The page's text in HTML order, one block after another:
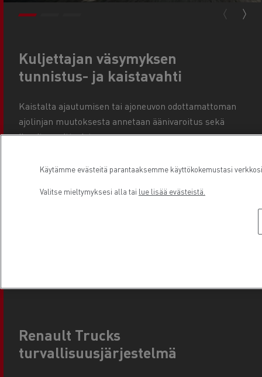
Kuljettajan väsymyksen
tunnistus- ja kaistavahti
Kaistalta ajautumisen tai ajoneuvon odottamattoman
ajolinjan muutoksesta annetaan äänivaroitus sekä
ilmoitus mittaristoon.
Kaistallapitojärjestelmä
Renault Trucks
turvallisuusjärjestelmä
Käytämme evästeitä parantaaksemme käyttökokemustasi
Valitse mieltymyksesi alla tai lue lisää evästeistä.